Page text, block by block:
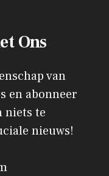
Ons
van
en abonneer
niets te
nieuws!